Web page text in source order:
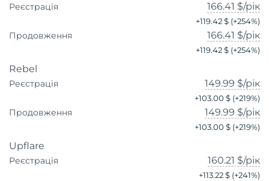
Реєстрація 166.41 $/рік
+119.42 $ (+254%)
Продовження 166.41 $/рік
+119.42 $ (+254%)
Rebel
Реєстрація 149.99 $/рік
+103.00 $ (+219%)
Продовження 149.99 $/рік
+103.00 $ (+219%)
Upflare
Реєстрація 160.21 $/рік
+113.22 $ (+241%)